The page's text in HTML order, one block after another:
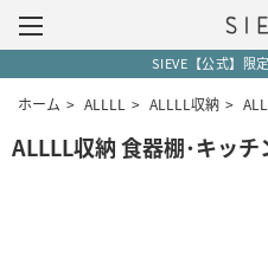
SIEVE【公式】限
ホーム > ALLLL > ALLLL収納 >
ALLLL収納 食器棚･キッ